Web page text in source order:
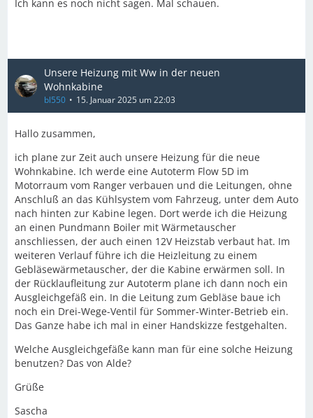
Ich kann es noch nicht sagen. Mal schauen.
Unsere Heizung mit Ww in der neuen
Wohnkabine
bl550 15. Januar 2025 um 22:03
Hallo zusammen,
ich plane zur Zeit auch unsere Heizung für die neue
Wohnkabine. Ich werde eine Autoterm Flow 5D im
Motorraum vom Ranger verbauen und die Leitungen, ohne
Anschluß an das Kühlsystem vom Fahrzeug, unter dem Auto
nach hinten zur Kabine legen. Dort werde ich die Heizung
an einen Pundmann Boiler mit Wärmetauscher
anschliessen, der auch einen 12V Heizstab verbaut hat. Im
weiteren Verlauf führe ich die Heizleitung zu einem
Gebläsewärmetauscher, der die Kabine erwärmen soll. In
der Rücklaufleitung zur Autoterm plane ich dann noch ein
Ausgleichgefäß ein. In die Leitung zum Gebläse baue ich
noch ein Drei-Wege-Ventil für Sommer-Winter-Betrieb ein.
Das Ganze habe ich mal in einer Handskizze festgehalten.
Welche Ausgleichgefäße kann man für eine solche Heizung
benutzen? Das von Alde?
Grüße
Sascha